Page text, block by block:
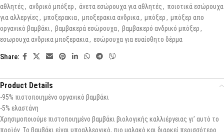
αθλητές, ανδρικό μπόξερ, άνετα εσώρουχα για αθλητές, ποιοτικά εσώρουχα
για αλλεργίες, μποξερακια, μποξερακια ανδρικα, μπόξερ, μπόξερ απο
οργανικό βαμβάκι, βαμβακερά εσώρουχα, βαμβακερό ανδρικό μπόξερ,
εσωρουχα ανδρικα μποξερακια, εσώρουχα για ευαίσθητο δέρμα
Share:
Product Details
-95% πιστοποιημένο οργανικό βαμβάκι
-5% ελαστάνη
Χρησιμοποιούμε πιστοποιημένο βαμβάκι βιολογικής καλλιέργειας γι’ αυτό το
προϊόν. Το βαμβάκι είναι υποαλλεργικό, πιο μαλακό και διαρκεί περισσότερο